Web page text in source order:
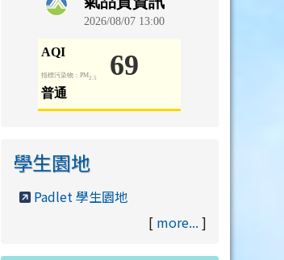
學生園地
Padlet 學生園地
[ more... ]